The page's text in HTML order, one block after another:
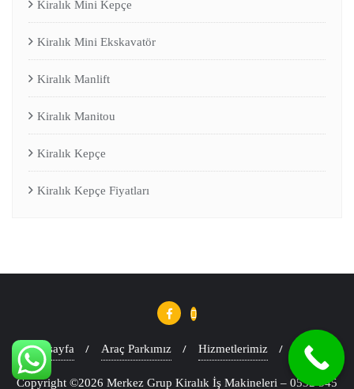
Kiralık Mini Kepçe
Kiralık Mini Ekskavatör
Kiralık Manlift
Kiralık Manitou
Kiralık Kepçe
Kiralık Kepçe Fiyatları
Anasayfa Araç Parkımız Hizmetlerimiz Blog
Copyright ©2026 Merkez Grup Kiralık İş Makineleri – 0532 545